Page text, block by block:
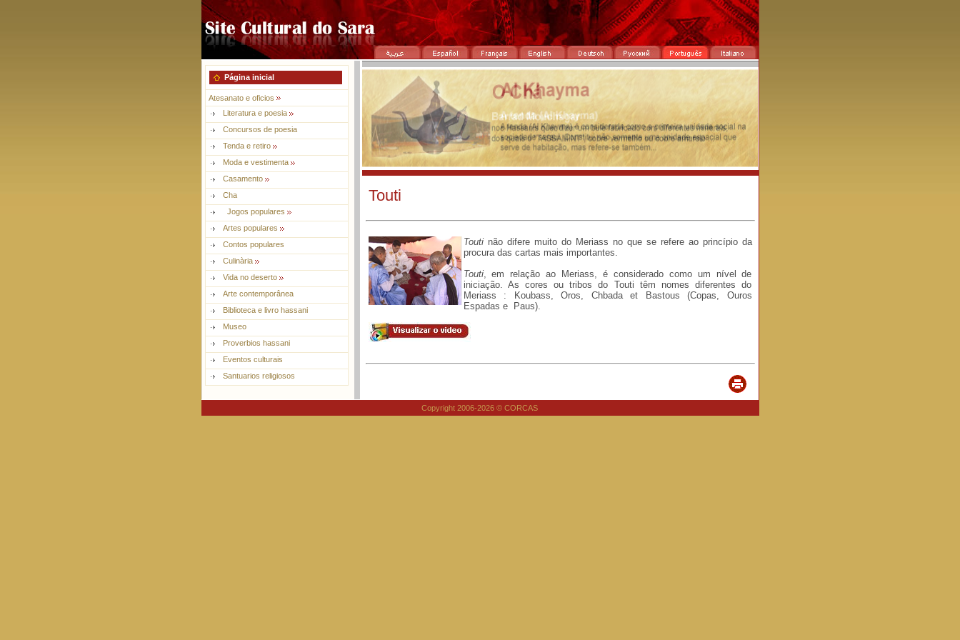
Página inicial
Atesanato e oficios
Literatura e poesia
Concursos de poesia
Tenda e retiro
Moda e vestimenta
Casamento
Cha
Jogos populares
Artes populares
Contos populares
Culinària
Vida no deserto
Arte contemporânea
Biblioteca e livro hassani
Museo
Proverbios hassani
Eventos culturais
Santuarios religiosos
Touti
Toutinão difere muito do Meriass no que se refere ao princípio da
procura das cartas mais importantes.
Touti, em relação ao Meriass, é considerado como um nível de
iniciação. As cores ou tribos do Touti têm nomes diferentes do
Meriass : Koubass, Oros, Chbada et Bastous (Copas, Ouros
Espadas e Paus).
Copyright 2006-2026 © CORCAS